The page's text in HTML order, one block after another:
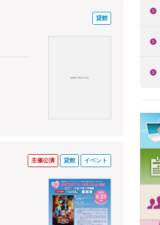
貸館
主催公演 貸館 イベント